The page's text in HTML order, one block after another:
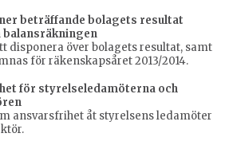
beträffande bolagets resultat
disponera över bolagets resultat, samt
för räkenskapsåret 2013/2014.
för styrelseledamöterna och
ansvarsfrihet åt styrelsens ledamöter